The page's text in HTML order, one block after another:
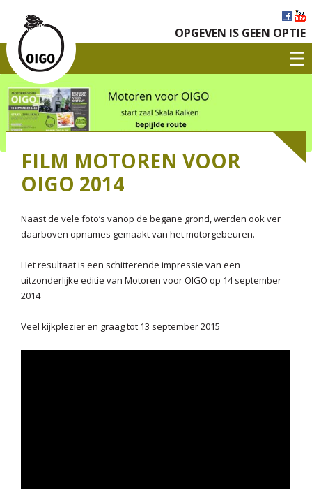
OPGEVEN IS GEEN OPTIE
FILM MOTOREN VOOR
OIGO 2014
Naast de vele foto’s vanop de begane grond, werden ook ver
daarboven opnames gemaakt van het motorgebeuren.
Het resultaat is een schitterende impressie van een
uitzonderlijke editie van Motoren voor OIGO op 14 september
2014
Veel kijkplezier en graag tot 13 september 2015